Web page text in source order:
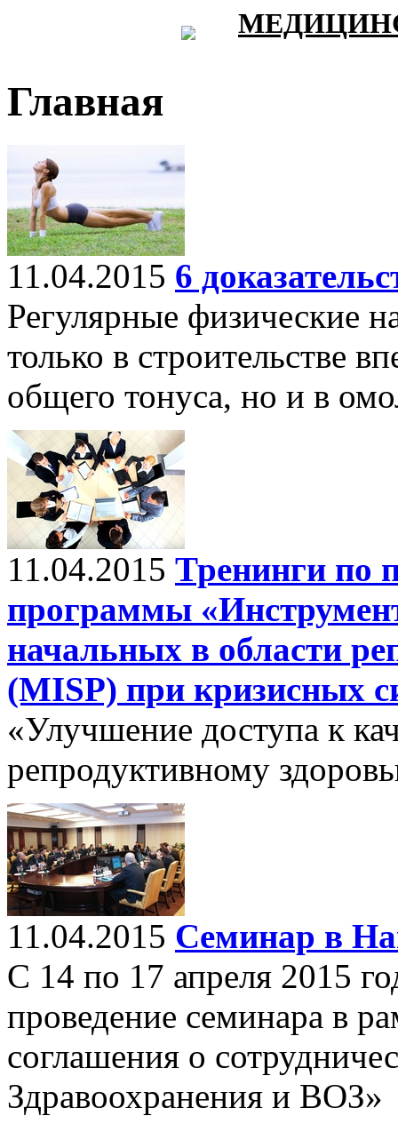
Главная
11.04.2015 6
Регулярные физические
только в строительстве
общего тонуса, но и в
11.04.2015 Тренинги по
программы
начальных в области
(MISP) при кризисных
«Улучшение доступа к
репродуктивному
11.04.2015 Семинар в
С 14 по 17 апреля 2015
проведение семинара в
соглашения о
Здравоохранения и ВОЗ»